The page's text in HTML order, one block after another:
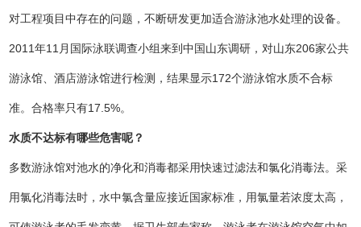
对工程项目中存在的问题，不断研发更加适合游泳池水处理的设备。
2011年11月国际泳联调查小组来到中国山东调研，对山东206家公共
游泳馆、酒店游泳馆进行检测，结果显示172个游泳馆水质不合标
准。合格率只有17.5%。
水质不达标有哪些危害呢？
多数游泳馆对池水的净化和消毒都采用快速过滤法和氯化消毒法。采
用氯化消毒法时，水中氯含量应接近国家标准，用氯量若浓度太高，